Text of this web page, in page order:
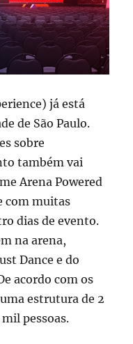
já está
de São Paulo.
sobre
também vai
Arena Powered
com muitas
dias de evento.
na arena,
Dance e do
acordo com os
estrutura de 2
pessoas.